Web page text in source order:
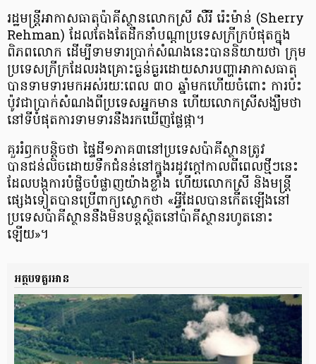
រដ្ឋមន្ត្រីអាកាសធាតុប៉ាគីស្ថានលោកស្រី សឺរី រ៉េះម៉ាន់ (Sherry
Rehman) ដែលតែងតែដឹកនាំបណ្ដាប្រទេសក្រីក្របំផុតក្នុង
ពិភពលោក ដើម្បីទាមទារប្រាក់សំណងនេះបាននិយាយថា ក្រុម
ប្រទេសក្រីក្រដែលរងគ្រោះធ្ងន់ធ្ងរដោយសារបញ្ហាអាកាសធាតុ
បានទាមទារមកអស់រយៈពេល ៣០ ឆ្នាំមកហើយចំពោះ ការប៉ះ
ប៉ូវជាប្រាក់សំណងពីប្រទេសអ្នកមាន ហើយលោកស្រីសង្ឃឹមថា
នៅទីបំផុតការទាមទារនឹងរកឃើញផ្លែផ្កា។
គួររំឭកបន្តិចថា ផ្ទៃដី១ភាគ៣នៅប្រទេសប៉ាគីស្ថានត្រូវ
បានជន់លិចដោយទឹកជំនន់នៅក្នុងរដូវក្តៅកាលពីពេលថ្មីៗនេះ
ដែលបង្កការបំផ្លិចបំផ្លាញយ៉ាងខ្លាំង ហើយលោកស្រី និងមន្ត្រី
ផ្សេងទៀតបានប្រើពាក្យស្លោកថា «អ្វីដែលបានកើតឡើងនៅ
ប្រទេសប៉ាគីស្ថាននឹងមិនបន្ដស្ថិតនៅប៉ាគីស្ថានរហូតនោះ
ឡើយ»។
អត្ថបទគួរអាន